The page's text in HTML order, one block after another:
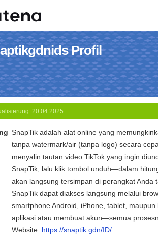
Profil
20.04.2025
SnapTik adalah alat online yang
tanpa watermark/air (tanpa logo) secara
menyalin tautan video TikTok yang ingin
SnapTik, lalu klik tombol unduh—dalam
akan langsung tersimpan di perangkat Anda
SnapTik dapat diakses langsung melalui
smartphone Android, iPhone, tablet,
aplikasi atau membuat akun—semua
Website: https://snaptik.gdn/ID/